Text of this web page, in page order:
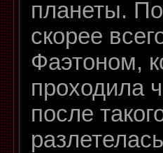
планеты.
скорее
Фаэтоном,
проходила
после